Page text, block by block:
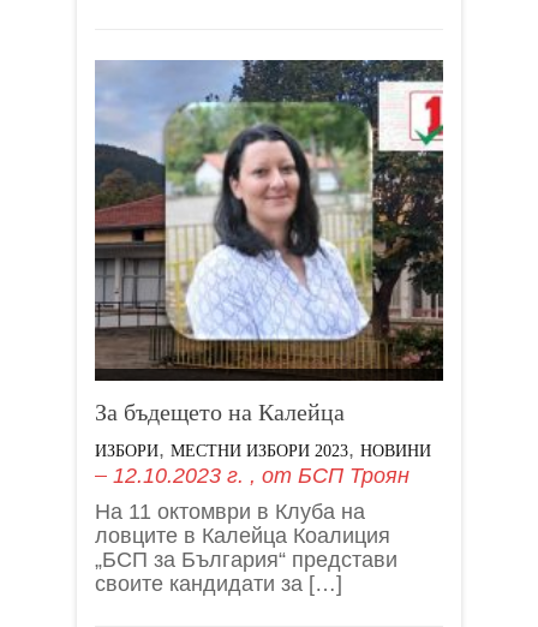
За бъдещето на Калейца
ИЗБОРИ, МЕСТНИ ИЗБОРИ 2023, НОВИНИ
12.10.2023 г. , от БСП Троян
На 11 октомври в Клуба на
ловците в Калейца Коалиция
„БСП за България“ представи
своите кандидати за […]